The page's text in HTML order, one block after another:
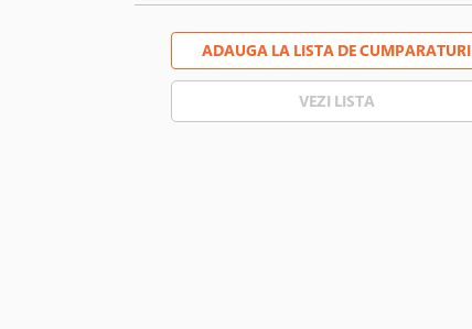
ADAUGA LA LISTA DE CUMPARATURI
VEZI LISTA